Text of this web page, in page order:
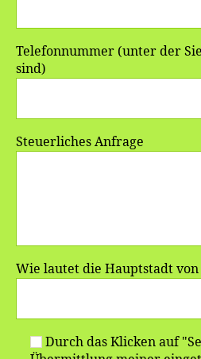
Telefonnummer (unter der
sind)
Steuerliches Anfrage
Wie lautet die Hauptstadt von
Durch das Klicken auf